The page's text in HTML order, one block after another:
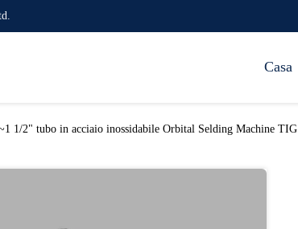
Casa
1/2" tubo in acciaio inossidabile Orbital Selding Machine TIG